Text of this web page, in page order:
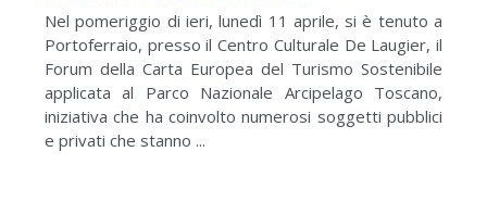
Nel pomeriggio di ieri, lunedì 11 aprile, si è tenuto a
Portoferraio, presso il Centro Culturale De Laugier, il
Forum della Carta Europea del Turismo Sostenibile
applicata al Parco Nazionale Arcipelago Toscano,
iniziativa che ha coinvolto numerosi soggetti pubblici
e privati che stanno ...